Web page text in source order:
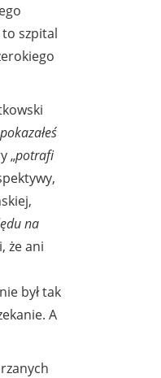
szpital
„potrafi
na
że ani
był tak
A